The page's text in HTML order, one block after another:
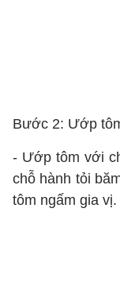
Bước 2: Ướp
- Ướp tôm với
chỗ hành tỏi
tôm ngấm gia vị.